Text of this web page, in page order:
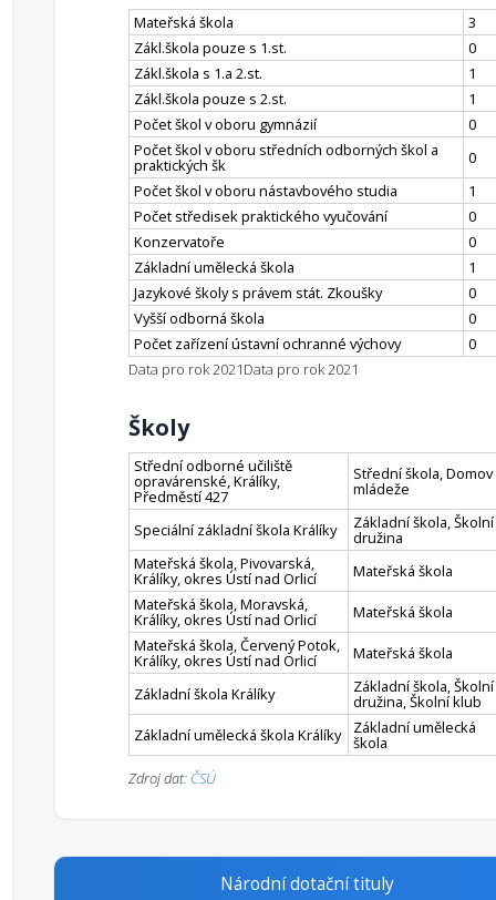
Mateřská škola
3
Zákl.škola pouze s 1.st.
0
Zákl.škola s 1.a 2.st.
1
Zákl.škola pouze s 2.st.
1
Počet škol v oboru gymnázií
0
Počet škol v oboru středních odborných škol a
praktických šk
0
Počet škol v oboru nástavbového studia
1
Počet středisek praktického vyučování
0
Konzervatoře
0
Základní umělecká škola
1
Jazykové školy s právem stát. Zkoušky
0
Vyšší odborná škola
0
Počet zařízení ústavní ochranné výchovy
0
Data pro rok 2021Data pro rok 2021
Školy
Střední odborné učiliště
opravárenské, Králíky,
Předměstí 427
Střední škola, Domov
mládeže
Speciální základní škola Králíky Základní škola, Školní
družina
Mateřská škola, Pivovarská,
Králíky, okres Ústí nad Orlicí
Mateřská škola
Mateřská škola, Moravská,
Králíky, okres Ústí nad Orlicí
Mateřská škola
Mateřská škola, Červený Potok,
Králíky, okres Ústí nad Orlicí Mateřská škola
Základní škola Králíky Základní škola, Školní
družina, Školní klub
Základní umělecká škola Králíky
Základní umělecká
škola
Zdroj dat: ČSÚ
Národní dotační tituly